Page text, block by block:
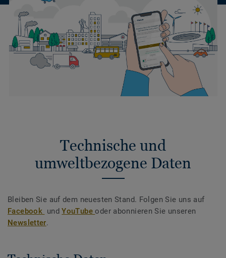
Technische und
umweltbezogene Daten
Bleiben Sie auf dem neuesten Stand. Folgen Sie uns auf
Facebook undYouTubeoder abonnieren Sie unseren
Newsletter.